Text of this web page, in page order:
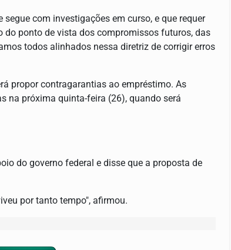
com investigações em curso, e que requer
do ponto de vista dos compromissos futuros, das
todos alinhados nessa diretriz de corrigir erros
propor contragarantias ao empréstimo. As
na próxima quinta-feira (26), quando será
do governo federal e disse que a proposta de
por tanto tempo", afirmou.